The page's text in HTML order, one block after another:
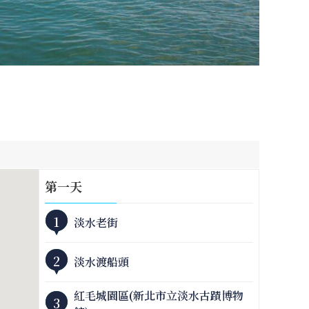
第一天
1
淡水老街
2 淡水渡船頭
3
紅毛城園區(新北市立淡水古蹟博物